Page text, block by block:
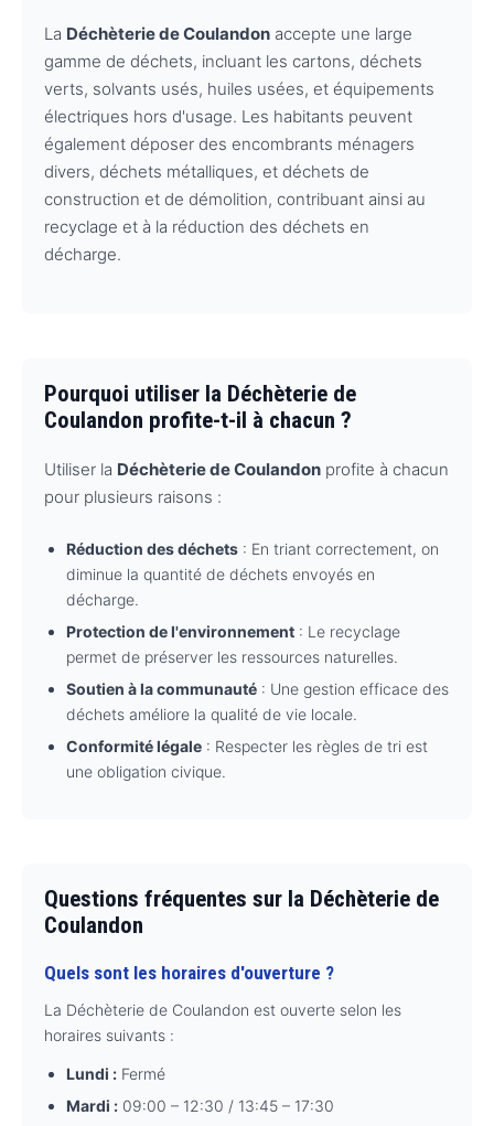
La Déchèterie de Coulandon accepte une large
gamme de déchets, incluant les cartons, déchets
verts, solvants usés, huiles usées, et équipements
électriques hors d'usage. Les habitants peuvent
également déposer des encombrants ménagers
divers, déchets métalliques, et déchets de
construction et de démolition, contribuant ainsi au
recyclage et à la réduction des déchets en
décharge.
Pourquoi utiliser la Déchèterie de
Coulandon profite-t-il à chacun ?
Utiliser la Déchèterie de Coulandon profite à chacun
pour plusieurs raisons :
Réduction des déchets : En triant correctement, on
diminue la quantité de déchets envoyés en
décharge.
Protection de l'environnement : Le recyclage
permet de préserver les ressources naturelles.
Soutien à la communauté : Une gestion efficace des
déchets améliore la qualité de vie locale.
Conformité légale : Respecter les règles de tri est
une obligation civique.
Questions fréquentes sur la Déchèterie de
Coulandon
Quels sont les horaires d'ouverture ?
La Déchèterie de Coulandon est ouverte selon les
horaires suivants :
Lundi : Fermé
Mardi : 09:00 – 12:30 / 13:45 – 17:30